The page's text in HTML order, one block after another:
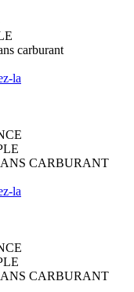
carburant
la
CARBURANT
la
CARBURANT